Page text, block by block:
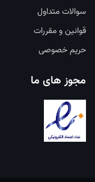
سوالات متداول
قوانین و مقررات
حریم خصوصی
مجوز های ما